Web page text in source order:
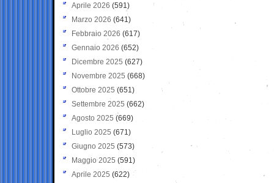
Aprile 2026 (591)
Marzo 2026 (641)
Febbraio 2026 (617)
Gennaio 2026 (652)
Dicembre 2025 (627)
Novembre 2025 (668)
Ottobre 2025 (651)
Settembre 2025 (662)
Agosto 2025 (669)
Luglio 2025 (671)
Giugno 2025 (573)
Maggio 2025 (591)
Aprile 2025 (622)